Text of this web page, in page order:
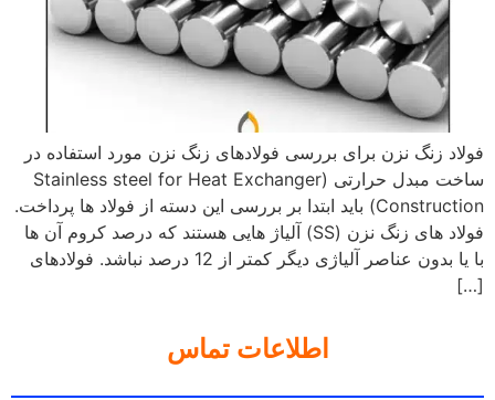
فولاد زنگ نزن برای بررسی فولادهای زنگ نزن مورد استفاده در
ساخت مبدل حرارتی (Stainless steel for Heat Exchanger
Construction) باید ابتدا بر بررسی این دسته از فولاد ها پرداخت.
فولاد های زنگ نزن (SS) آلیاژ هایی هستند که درصد کروم آن ها
با یا بدون عناصر آلیاژی دیگر کمتر از 12 درصد نباشد. فولادهای
[…]
اطلاعات تماس